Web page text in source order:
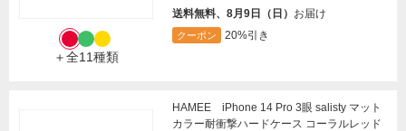
＋全11種類
送料無料、8月9日（日） お届け
クーポン 20%引き
HAMEE iPhone 14 Pro 3眼 salisty マット
カラー耐衝撃ハードケース コーラルレッド